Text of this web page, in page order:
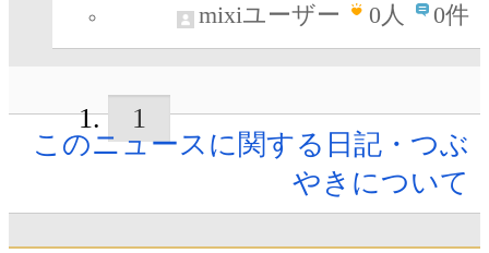
mixiユーザー
0人 0件
1
このニュースに関する日記・つぶ
やきについて